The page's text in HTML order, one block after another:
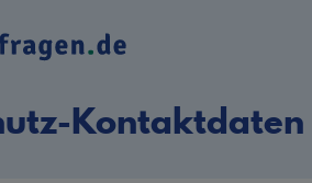
Kontaktdaten